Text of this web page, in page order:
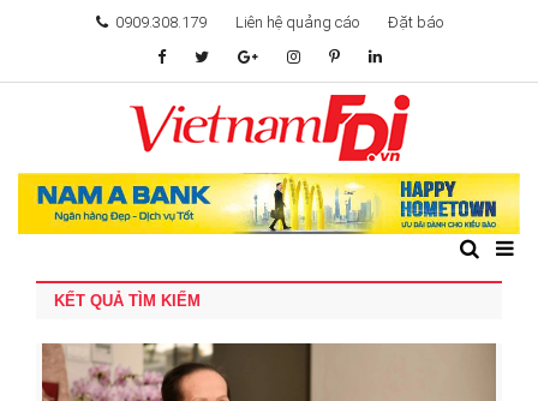
0909.308.179 Liên hệ quảng cáo Đặt báo
TÂM ĐIỂM ĐẦU TƯ
TÀI CHÍNH
GIẢI TRÍ & CÔNG NGHỆ
KẾT QUẢ TÌM KIẾM